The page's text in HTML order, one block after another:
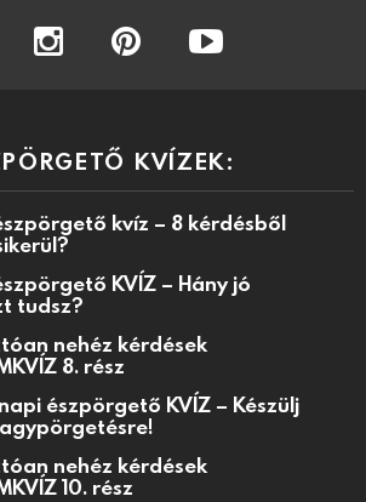
instagram
KVÍZEK:
kvíz – 8 kérdésből
KVÍZ – Hány jó
tudsz?
nehéz kérdések
8. rész
észpörgető KVÍZ – Készülj
nehéz kérdések
10. rész